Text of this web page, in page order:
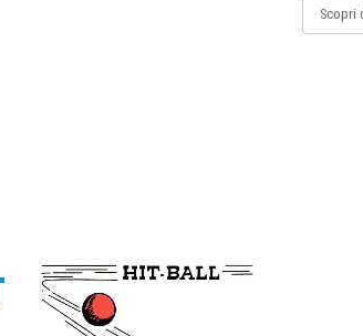
Scopri